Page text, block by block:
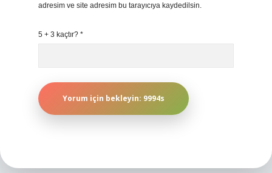
adresim ve site adresim bu tarayıcıya kaydedilsin.
5 + 3 kaçtır? *